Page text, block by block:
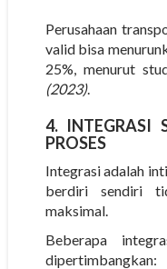
Perusahaan
valid bisa
25%, menurut
(2023).
4. INTEGRASI
PROSES
Integrasi adalah
berdiri sendiri
maksimal.
Beberapa
dipertimbangkan: